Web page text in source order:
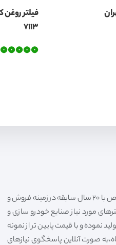
7113
فیلتر شکری تهیه و توزیع کننده انواع فیلتر خودروهای سواری،سنگین،راهسازی و دستگاه های صنعتی و فیلتر های خاص با 20 سال سابقه در زمینه فروش و
مورد نیاز صنایع خودرو سازی و
نموده و با قیمت پایین تر از نمونه
صورت آنلاین پاسخگوی نیازهای